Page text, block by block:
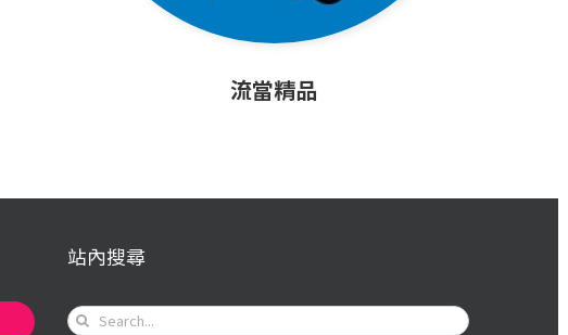
流當精品
站內搜尋
Search